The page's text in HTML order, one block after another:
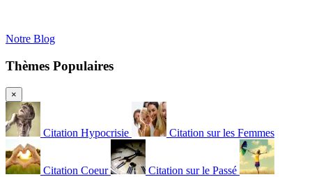
Notre Blog
Thèmes Populaires
×
Citation Hypocrisie Citation sur les Femmes
Citation Coeur Citation sur le Passé